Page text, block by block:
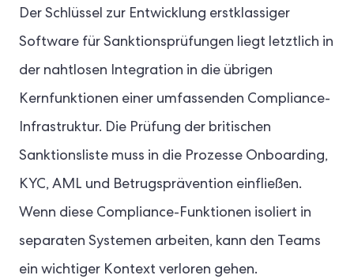
Der Schlüssel zur Entwicklung erstklassiger
Software für Sanktionsprüfungen liegt letztlich in
der nahtlosen Integration in die übrigen
Kernfunktionen einer umfassenden Compliance-
Infrastruktur. Die Prüfung der britischen
Sanktionsliste muss in die Prozesse Onboarding,
KYC, AML und Betrugsprävention einfließen.
Wenn diese Compliance-Funktionen isoliert in
separaten Systemen arbeiten, kann den Teams
ein wichtiger Kontext verloren gehen.